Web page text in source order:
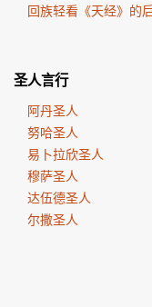
回族轻看《天经》的
圣人言行
阿丹圣人
努哈圣人
易卜拉欣圣人
穆萨圣人
达伍德圣人
尔撒圣人